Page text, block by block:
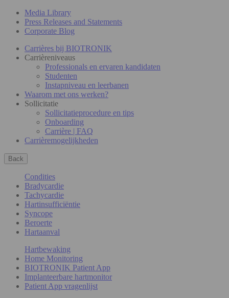
Media Library
Press Releases and Statements
Corporate Blog
Carrières bij BIOTRONIK
Carrièreniveaus
Professionals en ervaren kandidaten
Studenten
Instapniveau en leerbanen
Waarom met ons werken?
Sollicitatie
Sollicitatieprocedure en tips
Onboarding
Carrière | FAQ
Carrièremogelijkheden
Back
Condities
Bradycardie
Tachycardie
Hartinsufficiëntie
Syncope
Beroerte
Hartaanval
Hartbewaking
Home Monitoring
BIOTRONIK Patient App
Implanteerbare hartmonitor
Patient App vragenlijst